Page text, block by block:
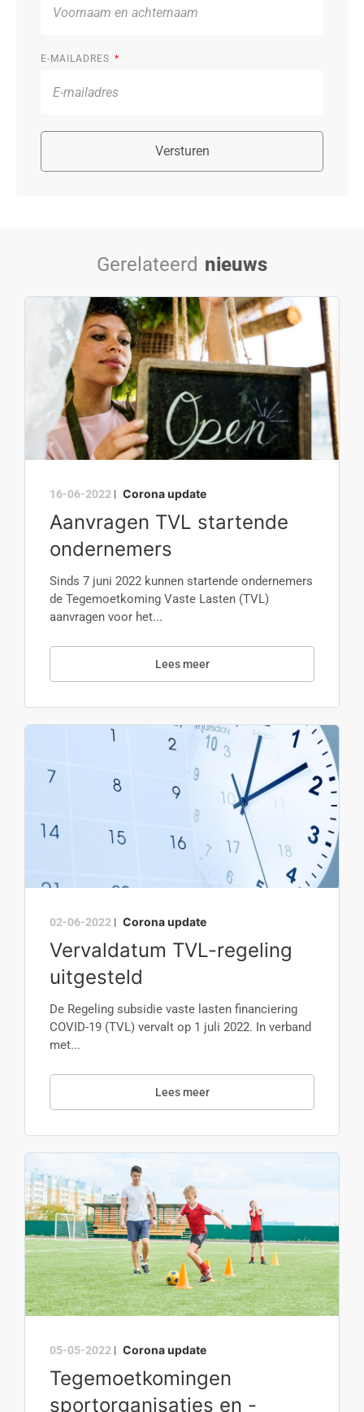
E-MAILADRES
Versturen
Gerelateerd nieuws
16-06-2022 | Corona update
Aanvragen TVL startende
ondernemers
Sinds 7 juni 2022 kunnen startende ondernemers
de Tegemoetkoming Vaste Lasten (TVL)
aanvragen voor het...
Lees meer
02-06-2022 | Corona update
Vervaldatum TVL-regeling
uitgesteld
De Regeling subsidie vaste lasten financiering
COVID-19 (TVL) vervalt op 1 juli 2022. In verband
met...
Lees meer
05-05-2022 | Corona update
Tegemoetkomingen
sportorganisaties en -